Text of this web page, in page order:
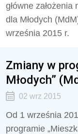
główne
dla Młodych
września 2015 r.
Zmiany w
Młodych”
02 wrz 2015
Od 1 września
programie